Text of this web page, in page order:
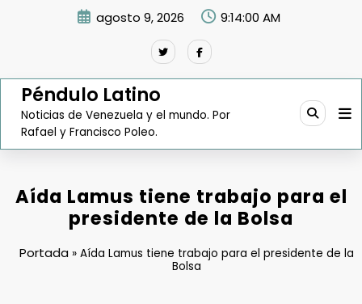
agosto 9, 2026 9:14:01 AM
Péndulo Latino
Noticias de Venezuela y el mundo. Por
Rafael y Francisco Poleo.
Aída Lamus tiene trabajo para el
presidente de la Bolsa
Portada» Aída Lamus tiene trabajo para el presidente de la
Bolsa